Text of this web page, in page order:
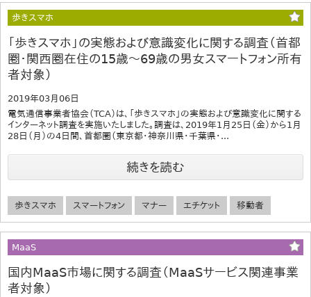
歩きスマホ
「歩きスマホ」の実態および意識変化に関する調査（首都
圏・関西圏在住の15歳～69歳の男女スマートフォン所有
者対象）
2019年03月06日
電気通信事業者協会（TCA）は、「歩きスマホ」の実態および意識変化に関する
インターネット調査を実施いたしました。調査は、2019年1月25日（金）から1月
28日（月）の4日間、首都圏（東京都・神奈川県・千葉県・...
続きを読む
歩きスマホ スマートフォン マナー エチケット 移動者
MaaS
国内MaaS市場に関する調査（MaaSサービス関連事業
者対象）